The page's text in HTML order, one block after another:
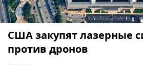
США закупят лазерные
против дронов